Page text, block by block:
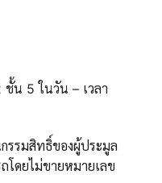
ชั้น 5 ในวัน – เวลา
รรมสิทธิ์ของผู้ประมูล
ดยไม่ขายหมายเลข